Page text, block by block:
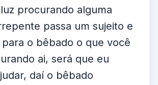
procurando alguma
passa um sujeito e
o bêbado o que você
ai, será que eu
daí o bêbado